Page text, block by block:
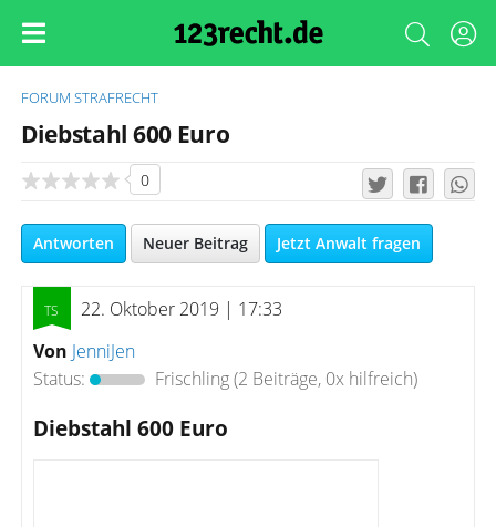
FORUM STRAFRECHT
Diebstahl 600 Euro
0
Antworten Neuer Beitrag Jetzt Anwalt fragen
22. Oktober 2019 | 17:33
Von JenniJen
Status:
Frischling(2 Beiträge, 0x hilfreich)
Diebstahl 600 Euro